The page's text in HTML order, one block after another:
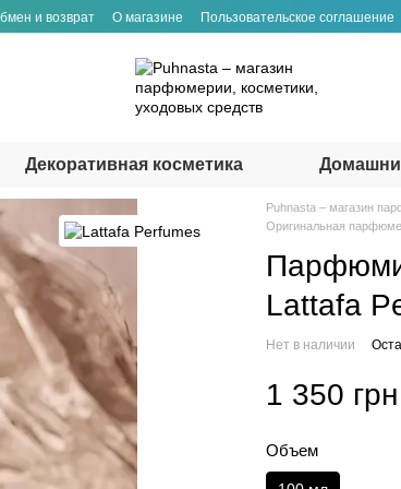
и возврат О магазине Пользовательское соглашение
Декоративная косметика
Puhnasta – магазин
Оригинальная
Lattafa
Нет в наличии
1 350 грн
Объем